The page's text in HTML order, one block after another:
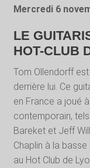
Mercredi 6
LE
HOT-CLUB
Tom Ollendorff
derrière lui. Ce
en France a joué
contemporain,
Bareket et Jeff
Chaplin à la
au Hot Club de